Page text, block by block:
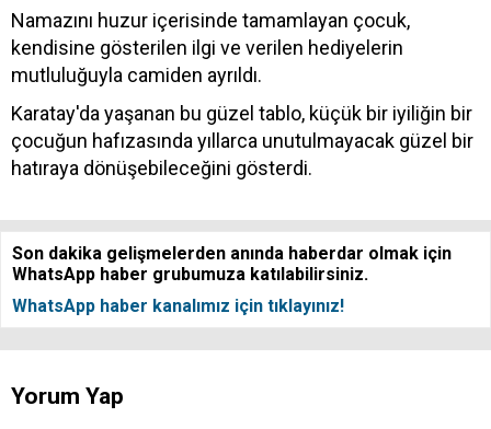
Namazını huzur içerisinde tamamlayan çocuk,
kendisine gösterilen ilgi ve verilen hediyelerin
mutluluğuyla camiden ayrıldı.
Karatay'da yaşanan bu güzel tablo, küçük bir iyiliğin bir
çocuğun hafızasında yıllarca unutulmayacak güzel bir
hatıraya dönüşebileceğini gösterdi.
Son dakika gelişmelerden anında haberdar olmak için
WhatsApp haber grubumuza katılabilirsiniz.
WhatsApp haber kanalımız için tıklayınız!
Yorum Yap